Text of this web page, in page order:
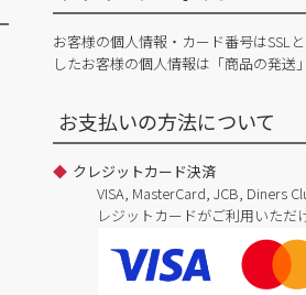
お客様の個人情報・カード番号はSSL
したお客様の個人情報は「商品の発送
お支払いの方法について
クレジットカード決済
VISA, MasterCard, JCB, Diners
レジットカードがご利用いただ